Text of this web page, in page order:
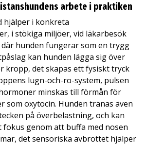
arbete i praktiken
hjälper i konkreta
i stökiga miljöer, vid läkarbesök
hunden fungerar som en trygg
kan hunden lägga sig över
kropp, det skapas ett fysiskt tryck
lugn-och-ro-system, pulsen
minskas till förmån för
som oxytocin. Hunden tränas även
på överbelastning, och kan
genom att buffa med nosen
det sensoriska avbrottet hjälper